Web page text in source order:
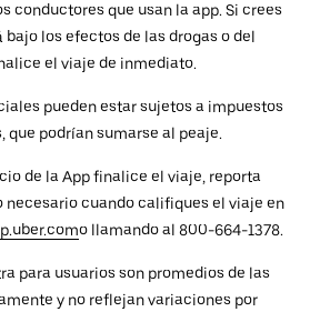
conductores que usan la app. Si crees
los efectos de las drogas o del
el viaje de inmediato.
pueden estar sujetos a impuestos
podrían sumarse al peaje.
de la App finalice el viaje, reporta
cuando califiques el viaje en
o llamando al 800-664-1378.
para usuarios son promedios de las
y no reflejan variaciones por